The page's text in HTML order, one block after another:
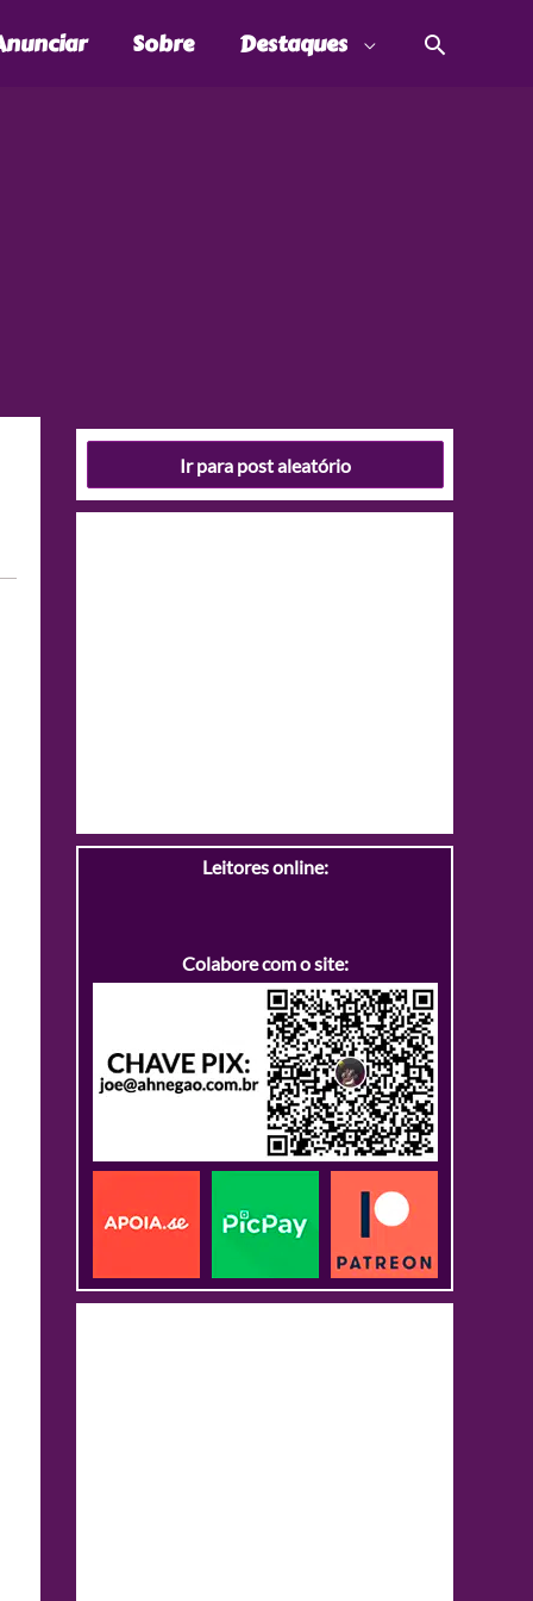
Sobre Destaques
Ir para post aleatório
Leitores online:
Colabore com o site: